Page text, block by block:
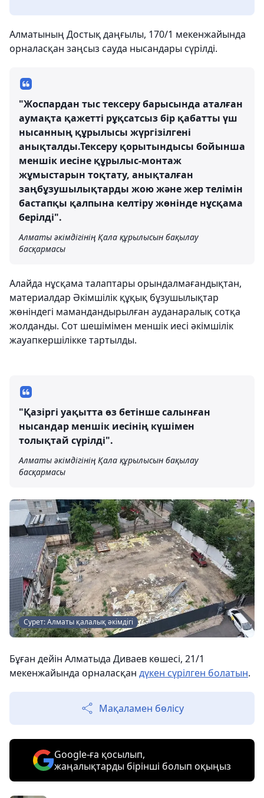
Алматының Достық даңғылы, 170/1 мекенжайында
орналасқан заңсыз сауда нысандары сүрілді.
"Жоспардан тыс тексеру барысында аталған
аумақта қажетті рұқсатсыз бір қабатты үш
нысанның құрылысы жүргізілгені
анықталды.Тексеру қорытындысы бойынша
меншік иесіне құрылыс-монтаж
жұмыстарын тоқтату, анықталған
заңбұзушылықтарды жою және жер телімін
бастапқы қалпына келтіру жөнінде нұсқама
берілді".
Алматы әкімдігінің Қала құрылысын бақылау
басқармасы
Алайда нұсқама талаптары орындалмағандықтан,
материалдар Әкімшілік құқық бұзушылықтар
жөніндегі мамандандырылған ауданаралық сотқа
жолданды. Сот шешімімен меншік иесі әкімшілік
жауапкершілікке тартылды.
"Қазіргі уақытта өз бетінше салынған
нысандар меншік иесінің күшімен
толықтай сүрілді".
Алматы әкімдігінің Қала құрылысын бақылау
басқармасы
Сурет: Алматы қалалық әкімдігі
Бұған дейін Алматыда Диваев көшесі, 21/1
мекенжайында орналасқан дүкен сүрілген болатын.
Мақаламен бөлісу
Google-ға қосылып,
жаңалықтарды бірінші болып оқыңыз